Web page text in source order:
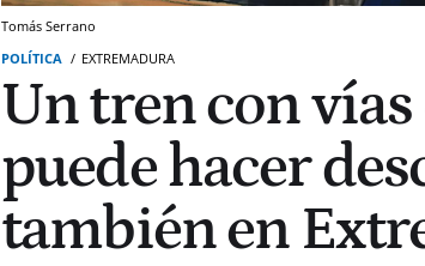
Tomás Serrano
POLÍTICA
EXTREMADURA
Un tren con
puede hacer
también en